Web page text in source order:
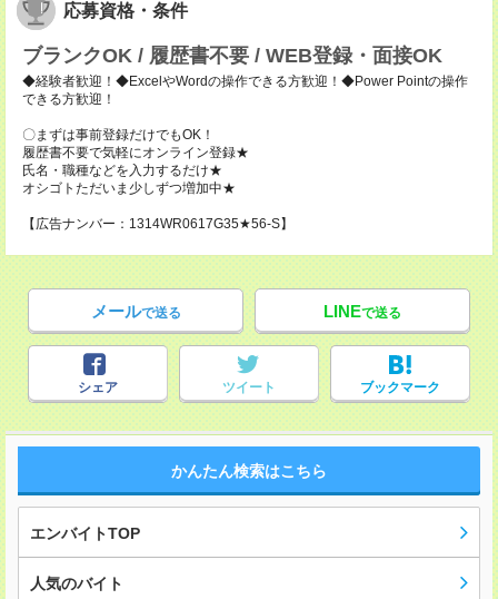
応募資格・条件
ブランクOK / 履歴書不要 / WEB登録・面接OK
◆経験者歓迎！◆ExcelやWordの操作できる方歓迎！◆Power Pointの操作
できる方歓迎！
〇まずは事前登録だけでもOK！
履歴書不要で気軽にオンライン登録★
氏名・職種などを入力するだけ★
オシゴトただいま少しずつ増加中★
【広告ナンバー：1314WR0617G35★56-S】
メールで送る LINEで送る
シェア ツイート ブックマーク
かんたん検索はこちら
エンバイトTOP
人気のバイト